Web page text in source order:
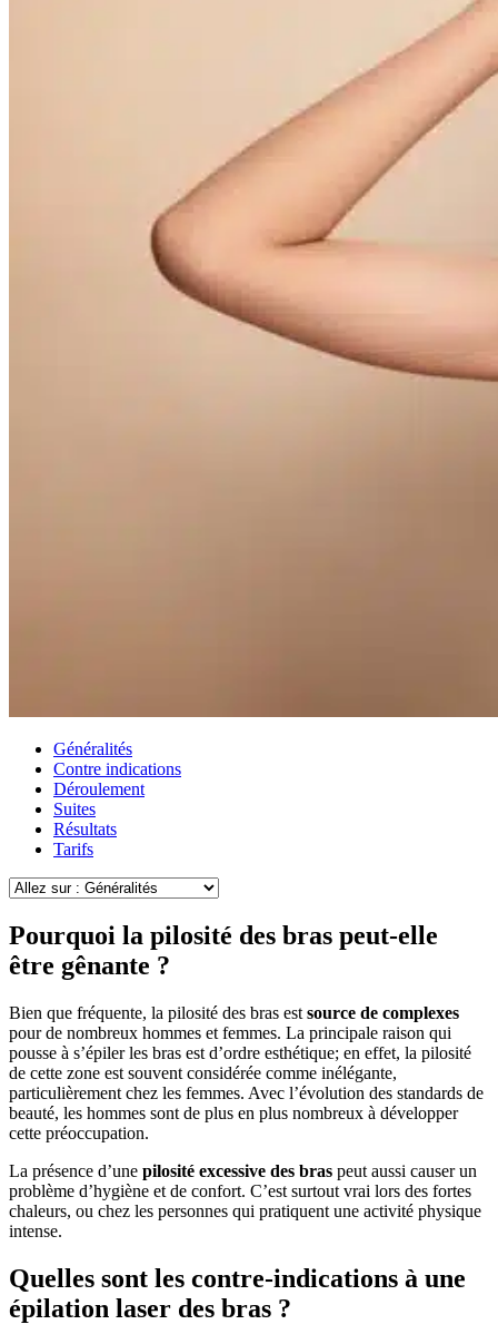
Généralités
Contre indications
Déroulement
Suites
Résultats
Tarifs
Pourquoi la pilosité des bras peut-elle
être gênante ?
Bien que fréquente, la pilosité des bras est source de complexes
pour de nombreux hommes et femmes. La principale raison qui
pousse à s’épiler les bras est d’ordre esthétique; en effet, la pilosité
de cette zone est souvent considérée comme inélégante,
particulièrement chez les femmes. Avec l’évolution des standards de
beauté, les hommes sont de plus en plus nombreux à développer
cette préoccupation.
La présence d’une pilosité excessive des bras peut aussi causer un
problème d’hygiène et de confort. C’est surtout vrai lors des fortes
chaleurs, ou chez les personnes qui pratiquent une activité physique
intense.
Quelles sont les contre-indications à une
épilation laser des bras ?